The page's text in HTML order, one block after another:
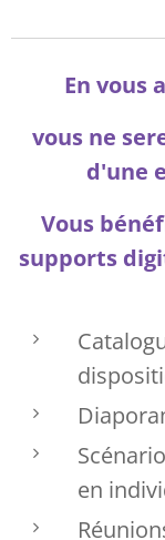
En vous
vous ne
d'une
Vous
supports
en